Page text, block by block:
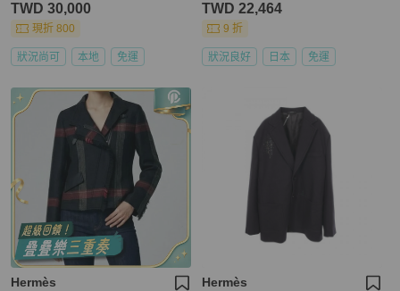
TWD 30,000
現折 800
狀況尚可 本地 免運
TWD 22,464
9 折
狀況良好 日本 免運
Hermès Hermès